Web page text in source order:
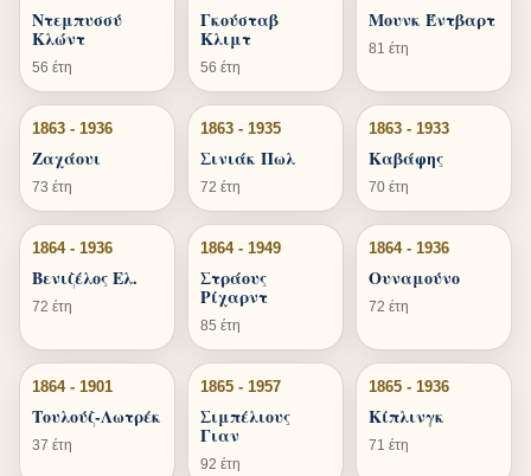
Ντεμπυσσύ
Κλώντ
56 έτη
Γκούσταβ
Κλιμτ
56 έτη
Μουνκ Έντβαρτ
81 έτη
1863 - 1936
Ζαχάουι
73 έτη
1863 - 1935
Σινιάκ Πωλ
72 έτη
1863 - 1933
Καβάφης
70 έτη
1864 - 1936
Βενιζέλος Ελ.
72 έτη
1864 - 1949
Στράους
Ρίχαρντ
85 έτη
1864 - 1936
Ουναμούνο
72 έτη
1864 - 1901
Τουλούζ-Λωτρέκ
37 έτη
1865 - 1957
Σιμπέλιους
Γιαν
92 έτη
1865 - 1936
Κίπλινγκ
71 έτη